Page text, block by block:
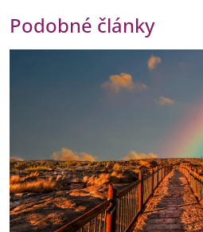
Podobné články